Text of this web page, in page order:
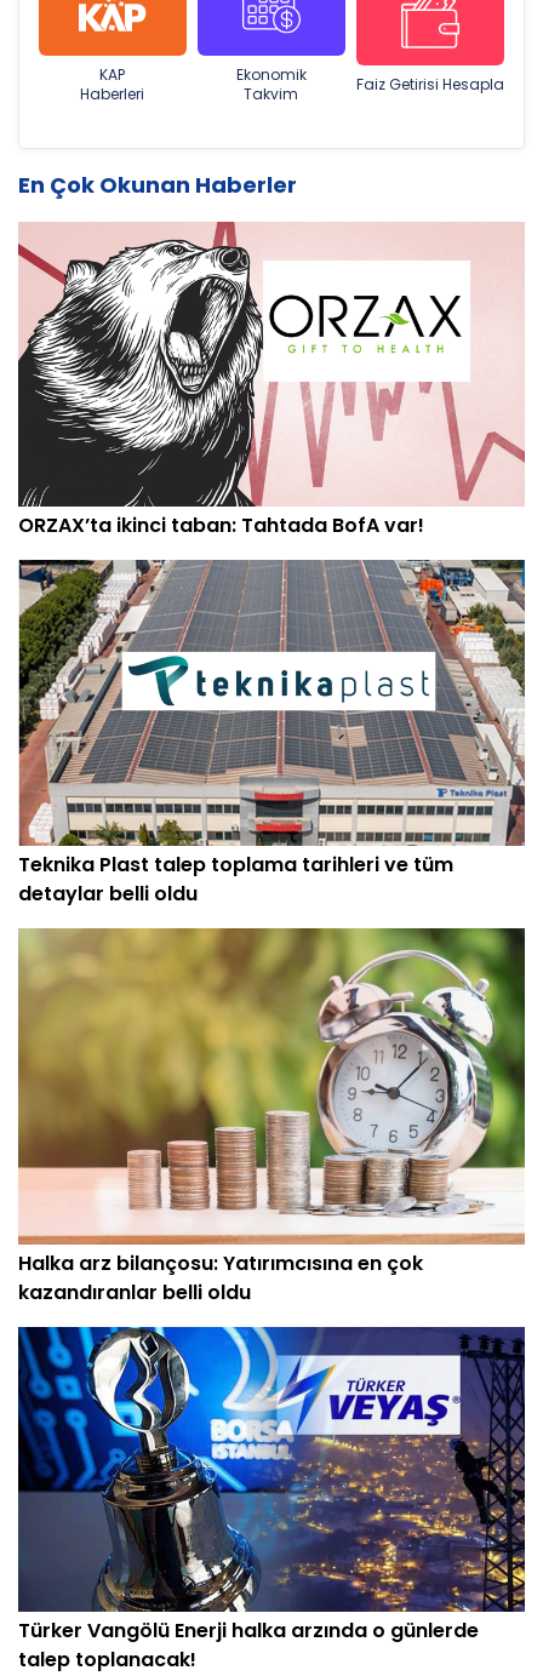
KAP
Haberleri
Ekonomik
Takvim
Faiz Getirisi Hesapla
En Çok Okunan Haberler
ORZAX’ta ikinci taban: Tahtada BofA var!
Teknika Plast talep toplama tarihleri ve tüm
detaylar belli oldu
Halka arz bilançosu: Yatırımcısına en çok
kazandıranlar belli oldu
Türker Vangölü Enerji halka arzında o günlerde
talep toplanacak!